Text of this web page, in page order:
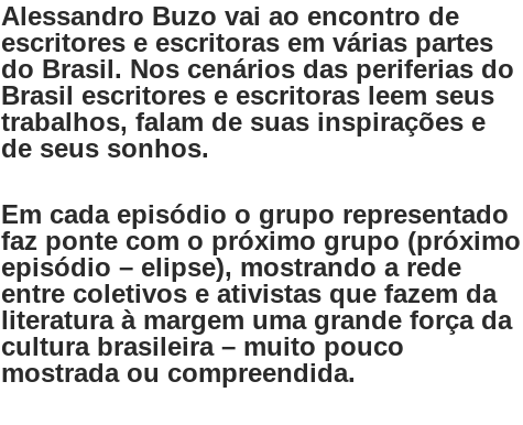
Alessandro Buzo vai ao encontro de
escritores e escritoras em várias partes
do Brasil. Nos cenários das periferias do
Brasil escritores e escritoras leem seus
trabalhos, falam de suas inspirações e
de seus sonhos.
Em cada episódio o grupo representado
faz ponte com o próximo grupo (próximo
episódio – elipse), mostrando a rede
entre coletivos e ativistas que fazem da
literatura à margem uma grande força da
cultura brasileira – muito pouco
mostrada ou compreendida.